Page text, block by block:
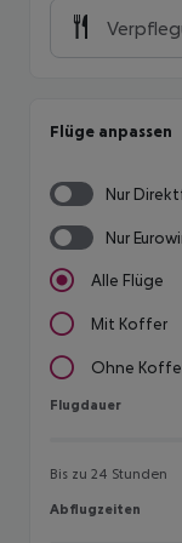
Flüge anpassen
Nur
Nur
Alle Flüge
Mit Koffer
Ohne
Flugdauer
Flugdauer
Bis zu 24 Stunden
Abflugzeiten
Abflugzeiten